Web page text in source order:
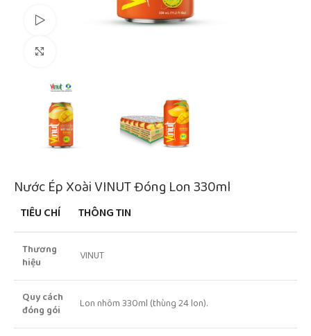
Nước Ép Xoài VINUT Đóng Lon 330ml
TIÊU CHÍ THÔNG TIN
Thương
hiệu
VINUT
Quy cách
đóng gói
Lon nhôm 330ml (thùng 24 lon).